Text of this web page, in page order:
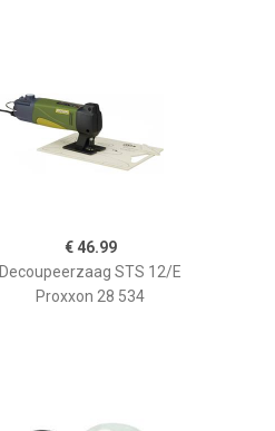
€ 46.99
Decoupeerzaag STS 12/E
Proxxon 28 534